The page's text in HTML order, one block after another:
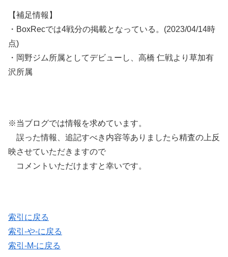
【補足情報】
・BoxRecでは4戦分の掲載となっている。(2023/04/14時
点)
・岡野ジム所属としてデビューし、高橋 仁戦より草加有
沢所属
※当ブログでは情報を求めています。
誤った情報、追記すべき内容等ありましたら精査の上反
映させていただきますので
コメントいただけますと幸いです。
索引に戻る
索引-や-に戻る
索引-M-に戻る